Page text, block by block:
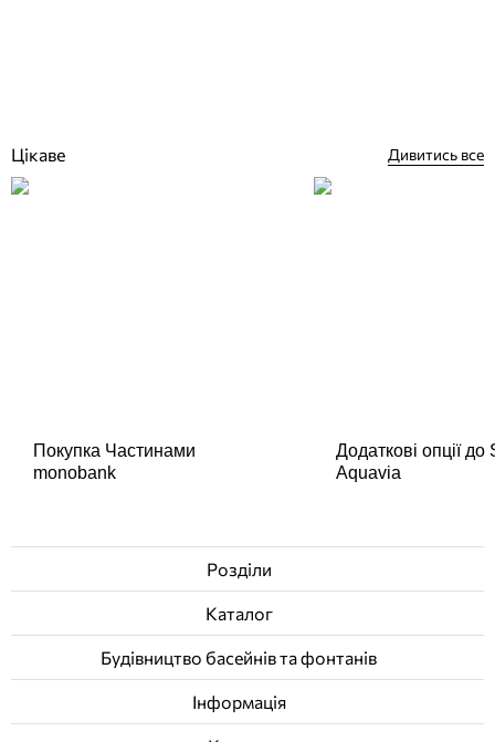
Цікаве Дивитись все
Покупка Частинами
monobank
Додаткові опції
Aquavia
Розділи
Каталог
Будівництво басейнів та фонтанів
Інформація